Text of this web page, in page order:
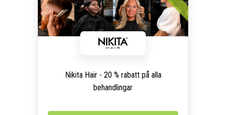
Nikita Hair - 20 % rabatt på alla
behandlingar